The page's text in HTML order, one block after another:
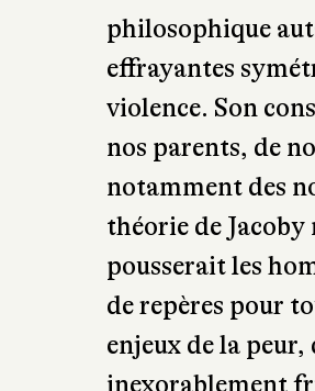
violence rôde,
Dans le sillon de
de la violence. Sa
peur du
Caïn tuant son
l’intellectuel
philosophique
effrayantes
violence. Son
nos parents, de